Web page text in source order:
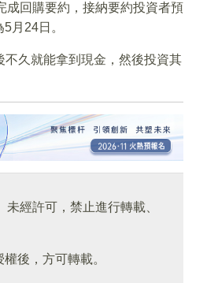
成回購要約，接納要約投資者預
月24日。
久就能拿到現金，然後投資其
經許可，禁止進行轉載、
後，方可轉載。